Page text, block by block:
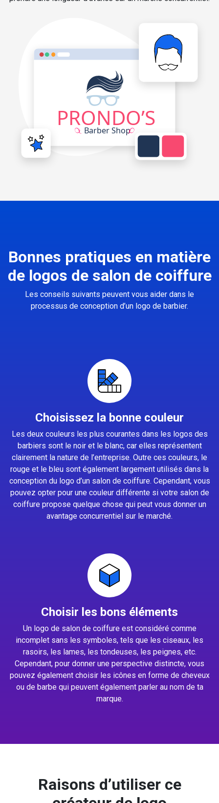
Bonnes pratiques en matière
de logos de salon de coiffure
Les conseils suivants peuvent vous aider dans le
processus de conception d’un logo de barbier.
Choisissez la bonne couleur
Les deux couleurs les plus courantes dans les logos des
barbiers sont le noir et le blanc, car elles représentent
clairement la nature de l’entreprise. Outre ces couleurs, le
rouge et le bleu sont également largement utilisés dans la
conception du logo d’un salon de coiffure. Cependant, vous
pouvez opter pour une couleur différente si votre salon de
coiffure propose quelque chose qui peut vous donner un
avantage concurrentiel sur le marché.
Choisir les bons éléments
Un logo de salon de coiffure est considéré comme
incomplet sans les symboles, tels que les ciseaux, les
rasoirs, les lames, les tondeuses, les peignes, etc.
Cependant, pour donner une perspective distincte, vous
pouvez également choisir les icônes en forme de cheveux
ou de barbe qui peuvent également parler au nom de ta
marque.
Raisons d’utiliser ce